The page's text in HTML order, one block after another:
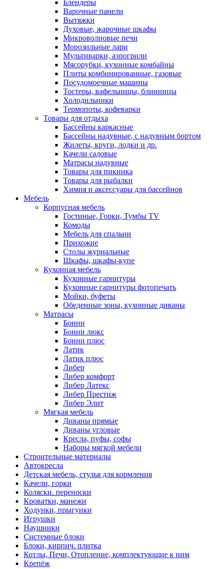
Блендеры
Варочные панели
Вытяжки
Духовые, жарочные шкафы
Микроволновые печи
Морозильные лари
Мультиварки, аэрогрили
Мясорубки, кухонные комбайны
Плиты комбинированные, газовые
Посудомоечные машины
Тостеры, вафельницы, блинницы
Холодильники
Термопоты, кофеварки
Товары для отдыха
Бассейны каркасные
Бассейны надувные, с надувным бортом
Жилеты, круги, лодки и др.
Качели садовые
Матрасы надувные
Товары для пикника
Товары для рыбалки
Химия и аксессуары для бассейнов
Мебель
Корпусная мебель
Гостиные, Горки, Тумбы TV
Комоды
Мебель для спальни
Прихожие
Столы журнальные
Шкафы, шкафы-купе
Кухонная мебель
Кухонные гарнитуры
Кухонные гарнитуры фотопечать
Мойки, буфеты
Обеденные зоны, кухонные диваны
Матрасы
Бонни
Бонни люкс
Бонни плюс
Латик
Латик плюс
Либер
Либер комфорт
Либер Латекс
Либер Престиж
Либер Элит
Мягкая мебель
Диваны прямые
Диваны угловые
Кресла, пуфы, софы
Наборы мягкой мебели
Строительные материалы
Автокресла
Детская мебель, стулья для кормления
Качели, горки
Коляски. переноски
Кроватки, манежи
Ходунки, прыгунки
Игрушки
Наушники
Системные блоки
Блоки, кирпич. плитка
Котлы, Печи, Отопление, комплектующие к ним
Крепёж